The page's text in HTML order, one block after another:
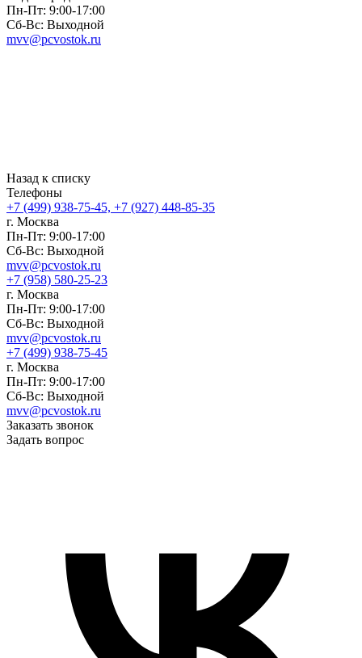
Пн-Пт: 9:00-17:00
Сб-Вс: Выходной
mvv@pcvostok.ru
Назад к списку
Телефоны
+7 (499) 938-75-45, +7 (927) 448-85-35
г. Москва
Пн-Пт: 9:00-17:00
Сб-Вс: Выходной
mvv@pcvostok.ru
+7 (958) 580-25-23
г. Москва
Пн-Пт: 9:00-17:00
Сб-Вс: Выходной
mvv@pcvostok.ru
+7 (499) 938-75-45
г. Москва
Пн-Пт: 9:00-17:00
Сб-Вс: Выходной
mvv@pcvostok.ru
Заказать звонок
Задать вопрос